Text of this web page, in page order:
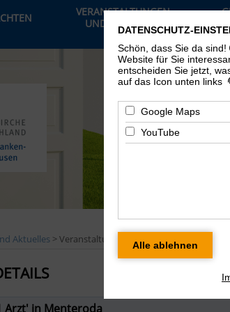
VERANSTALTUNGEN
UND AKTUELLES
Aktuelles > Veranstaltungen
Arzt' in Menteroda
DATENSCHUTZ-
Schön, dass Sie da sind!
Website für Sie
entscheiden Sie jetzt,
auf das Icon unten links
Google Maps
YouTube